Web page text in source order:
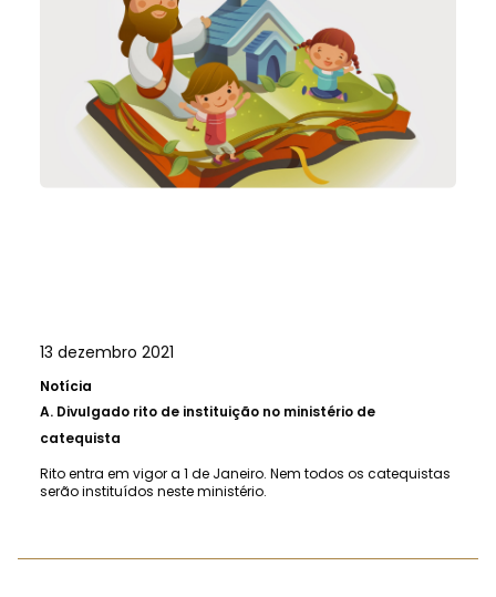
13 dezembro 2021
Notícia
A. Divulgado rito de instituição no ministério de
catequista
Rito entra em vigor a 1 de Janeiro. Nem todos os catequistas
serão instituídos neste ministério.